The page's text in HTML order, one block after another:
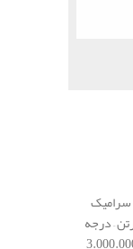
1260 دانسیته 128 ( کارتن – درجه
2.5 سانتی متر در هر رول 3.000.000